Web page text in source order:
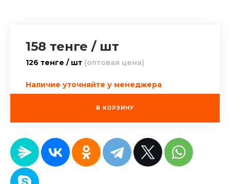
158 тенге / шт
126 тенге / шт (оптовая цена)
Наличие уточняйте у менеджера
В КОРЗИНУ